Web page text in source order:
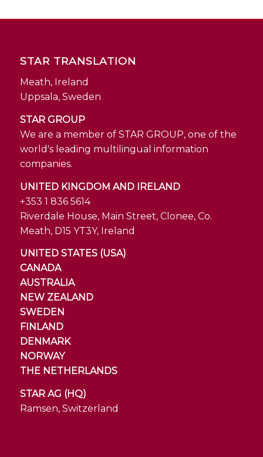
STAR TRANSLATION
Meath, Ireland
Uppsala, Sweden
STAR GROUP
We are a member of STAR GROUP, one of the
world's leading multilingual information
companies.
UNITED KINGDOM AND IRELAND
+353 1 836 5614
Riverdale House, Main Street, Clonee, Co.
Meath, D15 YT3Y, Ireland
UNITED STATES (USA)
CANADA
AUSTRALIA
NEW ZEALAND
SWEDEN
FINLAND
DENMARK
NORWAY
THE NETHERLANDS
STAR AG (HQ)
Ramsen, Switzerland